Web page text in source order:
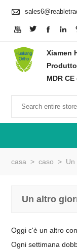

   
Xiamen
MDR CE
casa > caso > Un
Un altro
Oggi c'è un altro
Ogni settimana